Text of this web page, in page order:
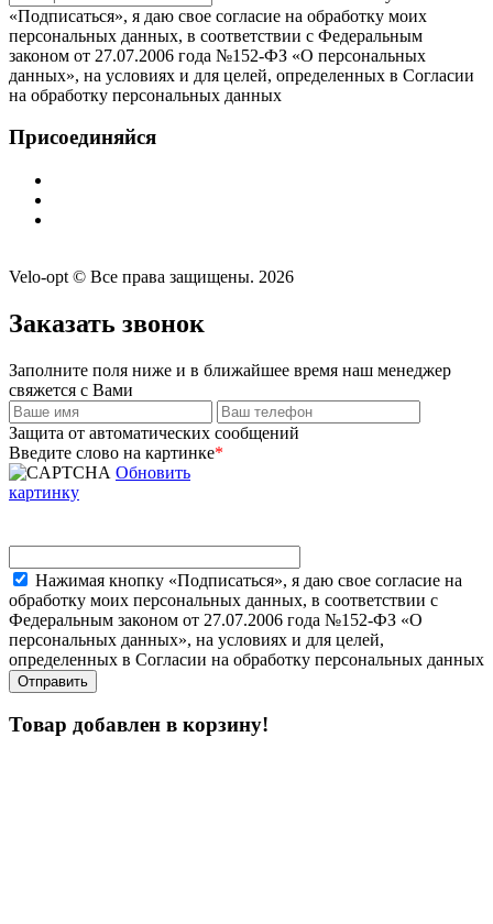
«Подписаться», я даю свое согласие на обработку моих
персональных данных, в соответствии с Федеральным
законом от 27.07.2006 года №152-ФЗ «О персональных
данных», на условиях и для целей, определенных в Согласии
на обработку персональных данных
Присоединяйся
Velo-opt © Все права защищены. 2026
Заказать звонок
Заполните поля ниже и в ближайшее время наш менеджер
свяжется с Вами
Защита от автоматических сообщений
Введите слово на картинке*
Обновить
картинку
Нажимая кнопку «Подписаться», я даю свое согласие на
обработку моих персональных данных, в соответствии с
Федеральным законом от 27.07.2006 года №152-ФЗ «О
персональных данных», на условиях и для целей,
определенных в Согласии на обработку персональных данных
Товар добавлен в корзину!